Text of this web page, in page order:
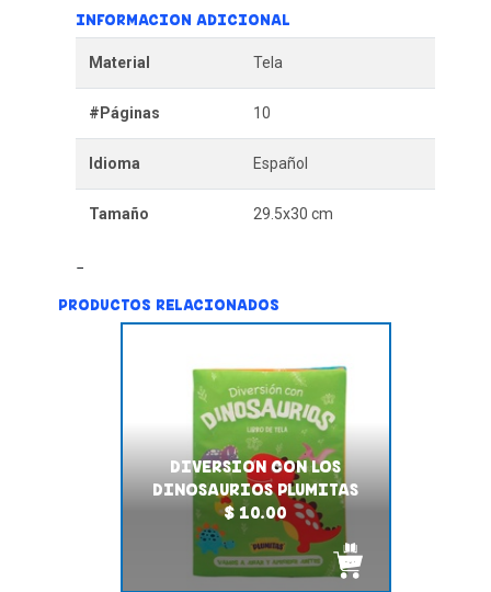
INFORMACION ADICIONAL
Material Tela
#Páginas 10
Idioma Español
Tamaño 29.5x30 cm
PRODUCTOS RELACIONADOS
DIVERSION CON LOS
DINOSAURIOS PLUMITAS
$ 10.00